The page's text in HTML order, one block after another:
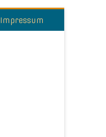
Impressum